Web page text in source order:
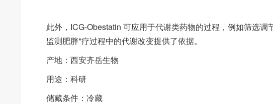
此外，ICG-Obestatin 可应用于代谢类药物的过程，例如筛选
监测肥胖*疗过程中的代谢改变提供了依据。
产地：西安齐岳生物
用途：科研
储藏条件：冷藏